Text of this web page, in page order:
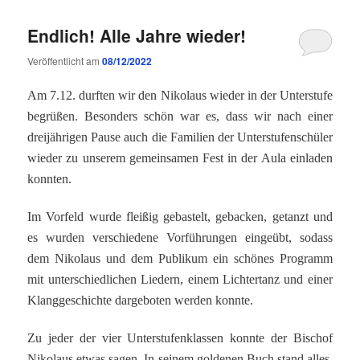
Endlich! Alle Jahre wieder!
Veröffentlicht am08/12/2022
Am 7.12. durften wir den Nikolaus wieder in der Unterstufe
begrüßen. Besonders schön war es, dass wir nach einer
dreijährigen Pause auch die Familien der Unterstufenschüler
wieder zu unserem gemeinsamen Fest in der Aula einladen
konnten.
Im Vorfeld wurde fleißig gebastelt, gebacken, getanzt und
es wurden verschiedene Vorführungen eingeübt, sodass
dem Nikolaus und dem Publikum ein schönes Programm
mit unterschiedlichen Liedern, einem Lichtertanz und einer
Klanggeschichte dargeboten werden konnte.
Zu jeder der vier Unterstufenklassen konnte der Bischof